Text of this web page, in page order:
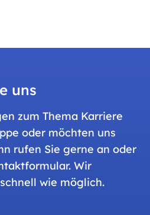
uns
zum Thema Karriere
oder möchten uns
rufen Sie gerne an oder
Wir
wie möglich.